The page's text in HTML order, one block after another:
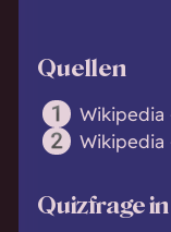
Quellen
Wikipedia
Wikipedia
Quizfrage